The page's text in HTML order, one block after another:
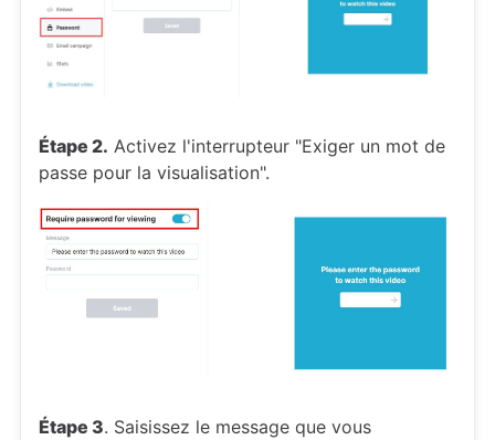
Étape 2. Activez l'interrupteur "Exiger un mot de
passe pour la visualisation".
Étape 3. Saisissez le message que vous